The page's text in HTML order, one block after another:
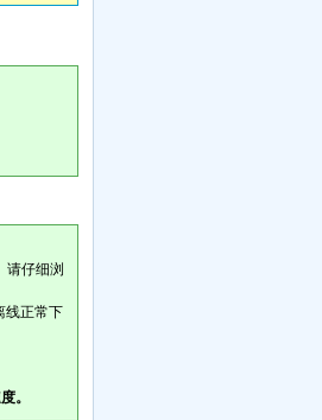
请仔细浏
线正常下
。